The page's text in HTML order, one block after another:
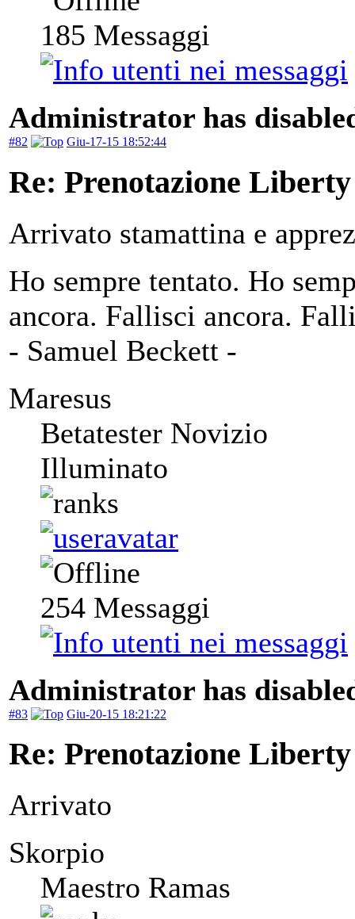
185 Messaggi
Administrator has
#82 Giu-17-15 18:52:44
Re: Prenotazione
Arrivato stamattina e
Ho sempre tentato. Ho
ancora. Fallisci ancora.
- Samuel Beckett -
Maresus
Betatester Novizio
Illuminato
254 Messaggi
Administrator has
#83 Giu-20-15 18:21:22
Re: Prenotazione
Arrivato
Skorpio
Maestro Ramas